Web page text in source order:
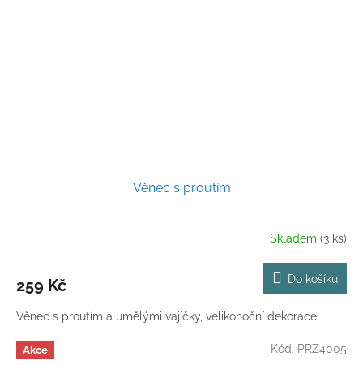
Věnec s proutím
Skladem (3 ks)
259 Kč Do košíku
Věnec s proutím a umělými vajíčky, velikonoční dekorace.
Akce Kód: PRZ4005